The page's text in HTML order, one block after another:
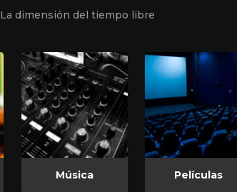
La dimensión del tiempo libre
Música Películas